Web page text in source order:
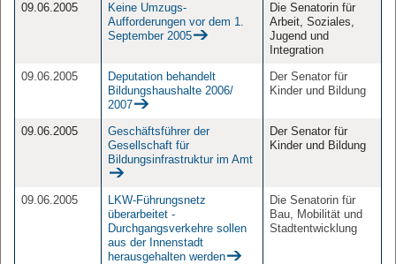
09.06.2005
Keine Umzugs-
Aufforderungen vor dem 1.
September 2005
Die Senatorin für
Arbeit, Soziales,
Jugend und
Integration
09.06.2005
Deputation behandelt
Bildungshaushalte 2006/
2007
Der Senator für
Kinder und Bildung
09.06.2005
Geschäftsführer der
Gesellschaft für
Bildungsinfrastruktur im Amt
Der Senator für
Kinder und Bildung
09.06.2005
LKW-Führungsnetz
überarbeitet -
Durchgangsverkehre sollen
aus der Innenstadt
herausgehalten werden
Die Senatorin für
Bau, Mobilität und
Stadtentwicklung